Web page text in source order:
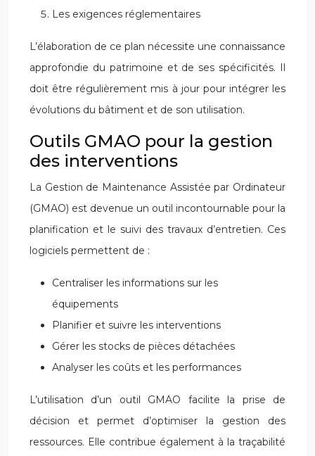
Les exigences réglementaires
L’élaboration de ce plan nécessite une connaissance
approfondie du patrimoine et de ses spécificités. Il
doit être régulièrement mis à jour pour intégrer les
évolutions du bâtiment et de son utilisation.
Outils GMAO pour la gestion
des interventions
La Gestion de Maintenance Assistée par Ordinateur
(GMAO) est devenue un outil incontournable pour la
planification et le suivi des travaux d’entretien. Ces
logiciels permettent de :
Centraliser les informations sur les
équipements
Planifier et suivre les interventions
Gérer les stocks de pièces détachées
Analyser les coûts et les performances
L’utilisation d’un outil GMAO facilite la prise de
décision et permet d’optimiser la gestion des
ressources. Elle contribue également à la traçabilité